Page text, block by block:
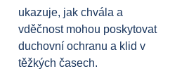
ukazuje, jak chvála a
vděčnost mohou poskytovat
duchovní ochranu a klid v
těžkých časech.